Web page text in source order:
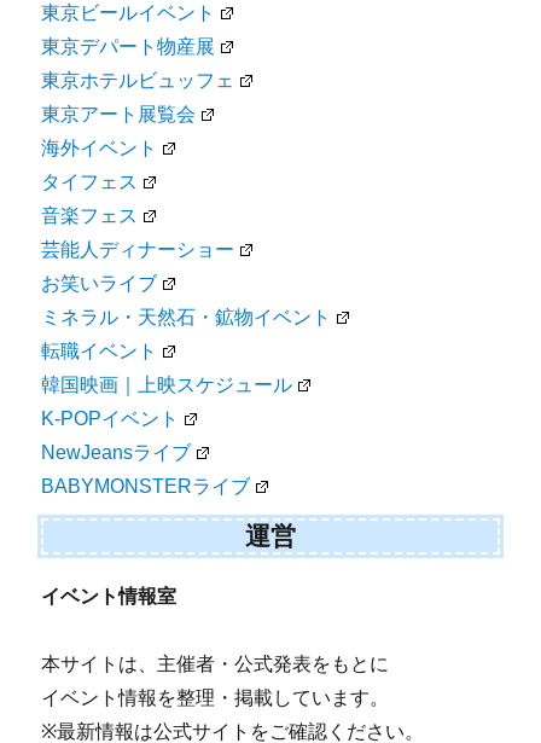
東京ビールイベント
東京デパート物産展
東京ホテルビュッフェ
東京アート展覧会
海外イベント
タイフェス
音楽フェス
芸能人ディナーショー
お笑いライブ
ミネラル・天然石・鉱物イベント
転職イベント
韓国映画｜上映スケジュール
K-POPイベント
NewJeansライブ
BABYMONSTERライブ
運営
イベント情報室
本サイトは、主催者・公式発表をもとに
イベント情報を整理・掲載しています。
※最新情報は公式サイトをご確認ください。